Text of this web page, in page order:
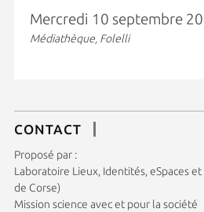
Mercredi 10 septembre
Médiathèque, Folelli
CONTACT
Proposé par :
Laboratoire Lieux, Identités, eSpaces
de Corse)
Mission science avec et pour la société